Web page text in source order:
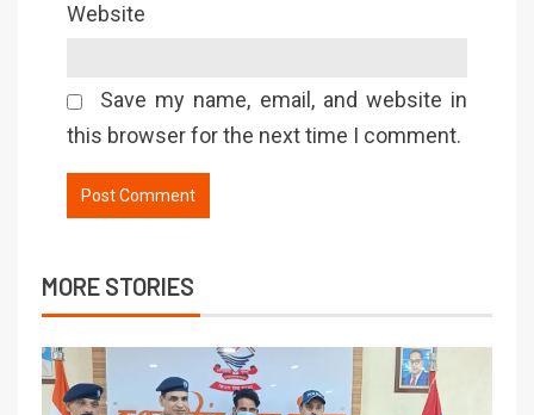
Website
Save my name, email, and website in
this browser for the next time I comment.
MORE STORIES